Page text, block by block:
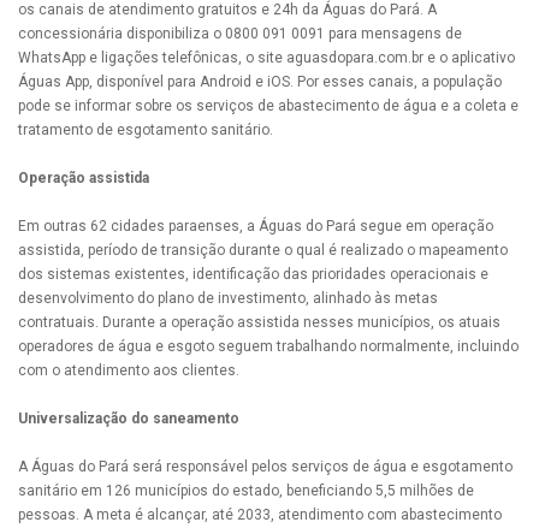
os canais de atendimento gratuitos e 24h da Águas do Pará. A
concessionária disponibiliza o 0800 091 0091 para mensagens de
WhatsApp e ligações telefônicas, o site aguasdopara.com.br e o aplicativo
Águas App, disponível para Android e iOS. Por esses canais, a população
pode se informar sobre os serviços de abastecimento de água e a coleta e
tratamento de esgotamento sanitário.
Operação assistida
Em outras 62 cidades paraenses, a Águas do Pará segue em operação
assistida, período de transição durante o qual é realizado o mapeamento
dos sistemas existentes, identificação das prioridades operacionais e
desenvolvimento do plano de investimento, alinhado às metas
contratuais. Durante a operação assistida nesses municípios, os atuais
operadores de água e esgoto seguem trabalhando normalmente, incluindo
com o atendimento aos clientes.
Universalização do saneamento
A Águas do Pará será responsável pelos serviços de água e esgotamento
sanitário em 126 municípios do estado, beneficiando 5,5 milhões de
pessoas. A meta é alcançar, até 2033, atendimento com abastecimento